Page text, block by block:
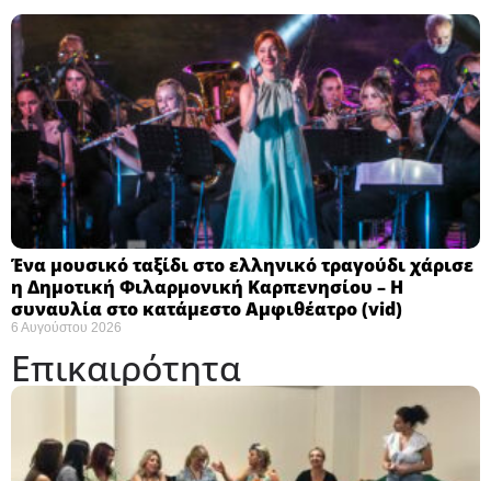
Ένα μουσικό ταξίδι στο ελληνικό τραγούδι χάρισε
η Δημοτική Φιλαρμονική Καρπενησίου – Η
συναυλία στο κατάμεστο Αμφιθέατρο (vid)
6 Αυγούστου 2026
Επικαιρότητα